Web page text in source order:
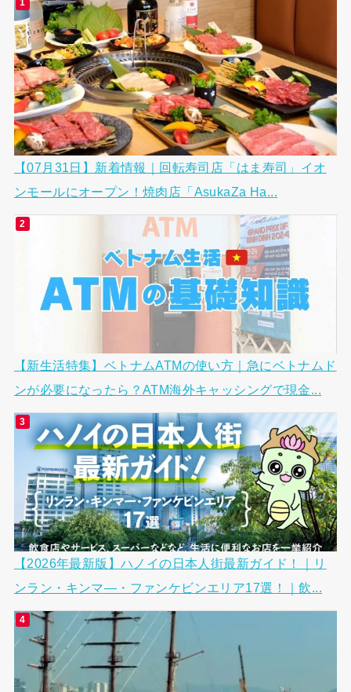
【07月31日】新着情報｜回転寿司店「はま寿司」イオ
ンモールにオープン！焼肉店「AsukaZa Ha...
【新生活特集】ベトナムATMの使い方｜急にベトナムド
ンが必要になったら？ATM海外キャッシングで現金...
【2026年最新版】ハノイの日本人街最新ガイド！｜リ
ンラン・キンマ―・ファンケビンエリア17選！｜飲...